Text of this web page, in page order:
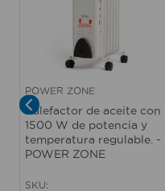
POWER ZONE
Calefactor de aceite con
1500 W de potencia y
temperatura regulable. -
POWER ZONE
SKU: